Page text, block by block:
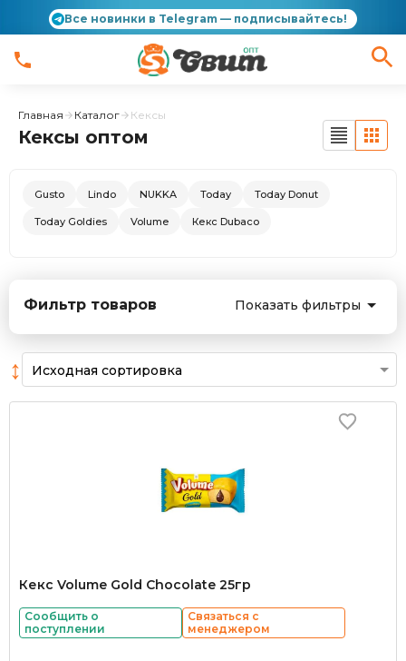
Все новинки в Telegram — подписывайтесь!
Главная Каталог Кексы
Кексы оптом
Gusto Lindo NUKKA Today Today Donut
Today Goldies Volume Кекс Dubaco
Фильтр товаров Показать фильтры
↕
Кекс Volume Gold Chocolate 25гр
Сообщить о
поступлении
Связаться с
менеджером